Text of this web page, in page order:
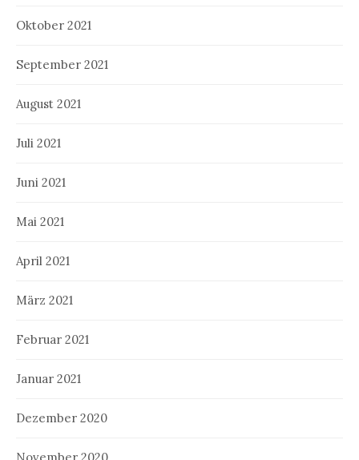
Oktober 2021
September 2021
August 2021
Juli 2021
Juni 2021
Mai 2021
April 2021
März 2021
Februar 2021
Januar 2021
Dezember 2020